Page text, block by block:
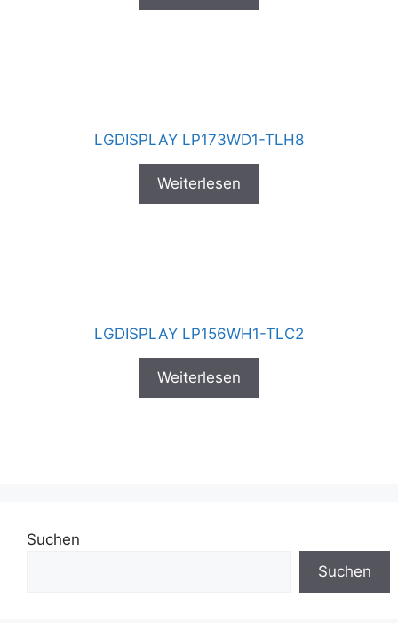
LGDISPLAY LP173WD1-TLH8
Weiterlesen
LGDISPLAY LP156WH1-TLC2
Weiterlesen
Suchen
Suchen